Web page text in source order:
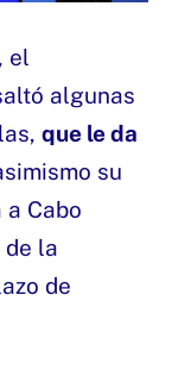
el
algunas
que le da
su
Cabo
de la
de